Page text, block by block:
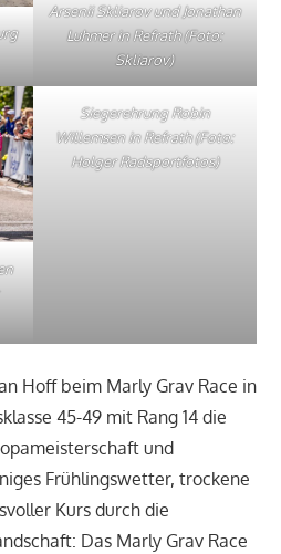
Arsenii Skliarov und Jonathan
Luhmer in Refrath (Foto:
Skliarov)
Siegerehrung Robin
Willemsen in Refrath (Foto:
Holger Radsportfotos)
Hoff beim Marly Grav Race in
45-49 mit Rang 14 die
und
Frühlingswetter, trockene
Kurs durch die
Das Marly Grav Race